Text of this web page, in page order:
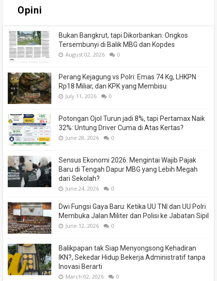
Opini
Bukan Bangkrut, tapi Dikorbankan: Ongkos
Tersembunyi di Balik MBG dan Kopdes
August 02, 2026 0
Perang Kejagung vs Polri: Emas 74 Kg, LHKPN
Rp18 Miliar, dan KPK yang Membisu
July 11, 2026 0
Potongan Ojol Turun jadi 8%, tapi Pertamax Naik
32%: Untung Driver Cuma di Atas Kertas?
June 28, 2026 0
Sensus Ekonomi 2026: Mengintai Wajib Pajak
Baru di Tengah Dapur MBG yang Lebih Megah
dari Sekolah?
June 24, 2026 0
Dwi Fungsi Gaya Baru: Ketika UU TNI dan UU Polri
Membuka Jalan Militer dan Polisi ke Jabatan Sipil
June 12, 2026 0
Balikpapan tak Siap Menyongsong Kehadiran
IKN?, Sekedar Hidup Bekerja Administratif tanpa
Inovasi Berarti
March 02, 2026 0